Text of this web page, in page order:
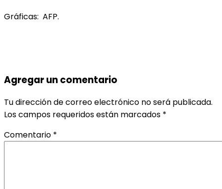
Gráficas: AFP.
Agregar un comentario
Tu dirección de correo electrónico no será publicada.
Los campos requeridos están marcados *
Comentario *